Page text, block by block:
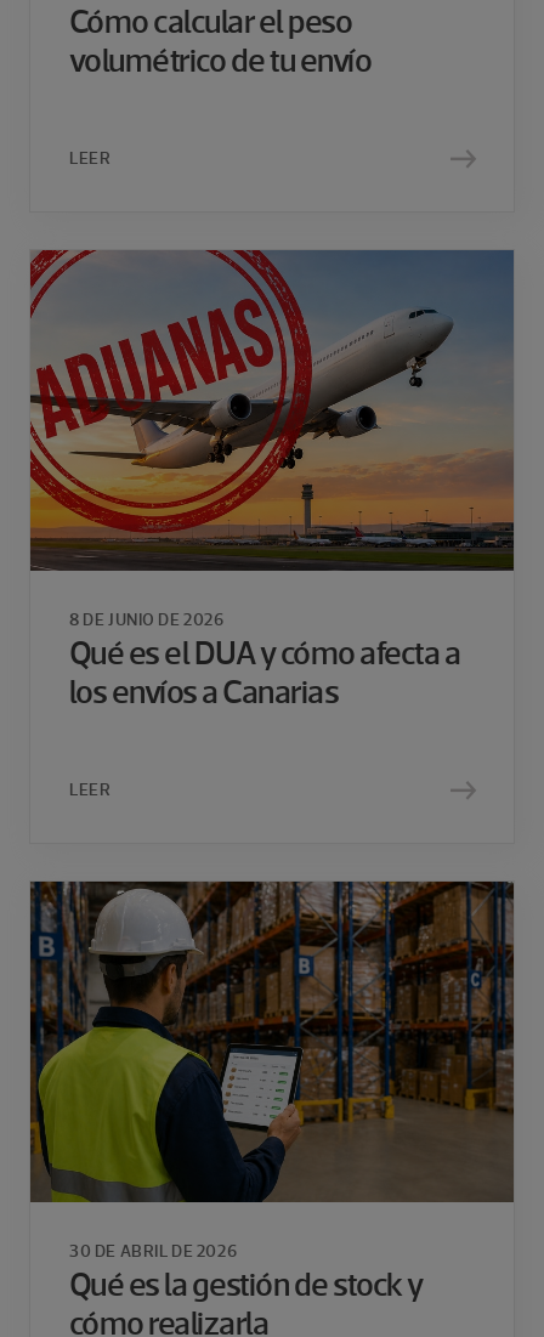
Cómo calcular el peso
volumétrico de tu envío
LEER
8 DE JUNIO DE 2026
Qué es el DUA y cómo afecta a
los envíos a Canarias
LEER
30 DE ABRIL DE 2026
Qué es la gestión de stock y
cómo realizarla